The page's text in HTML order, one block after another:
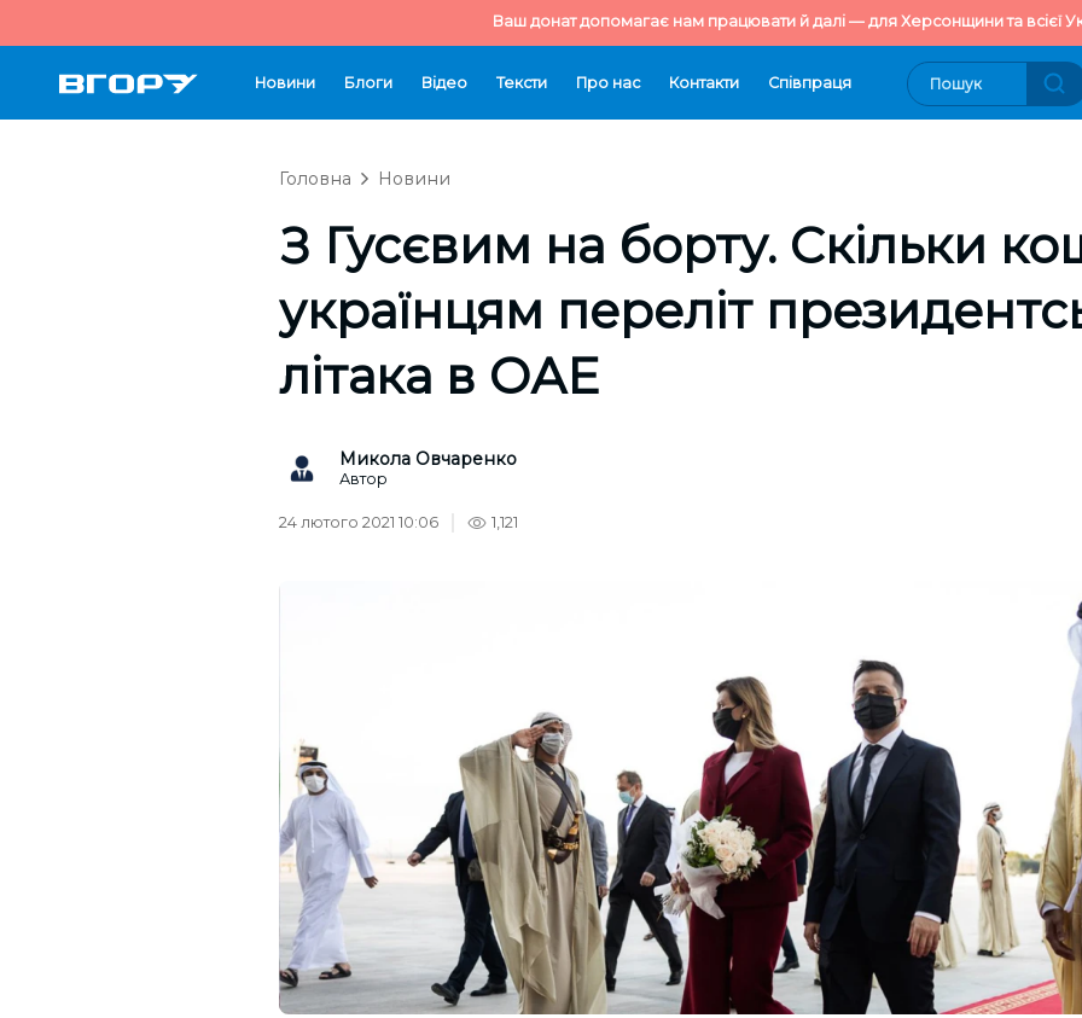
Ваш донат допомагає нам працювати й далі — для Херсонщини та всієї
Новини Блоги Відео Тексти Про нас Контакти Cпівпраця
Головна Новини
З Гусєвим на борту. Скільки
українцям переліт
літака в ОАЕ
Микола Овчаренко
Автор
24 лютого 2021 10:06 1,121